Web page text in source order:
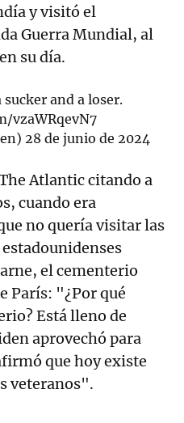
y visitó el
Guerra Mundial, al
su día.
and a loser.
vzaWRqevN7
28 de junio de 2024
Atlantic citando a
cuando era
no quería visitar las
el cementerio
París: "¿Por qué
Está lleno de
aprovechó para
que hoy existe
veteranos".